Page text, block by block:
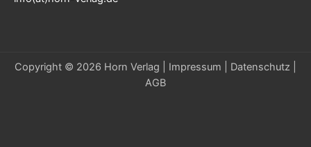
Copyright © 2026 Horn Verlag | Impressum Datenschutz
AGB